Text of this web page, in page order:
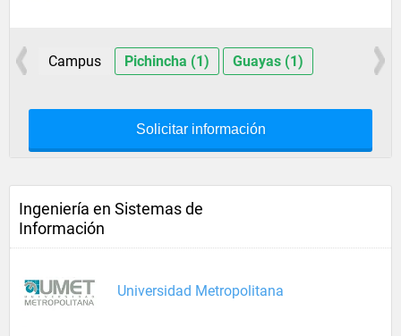
Campus Pichincha (1) Guayas (1)
Solicitar información
Ingeniería en Sistemas de
Información
Universidad Metropolitana